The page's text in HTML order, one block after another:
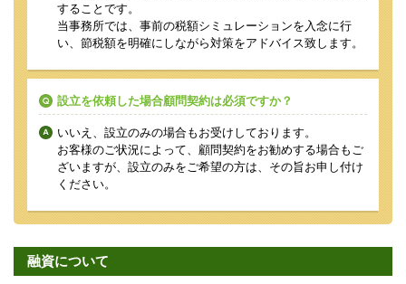
することです。
当事務所では、事前の税額シミュレーションを入念に行
い、節税額を明確にしながら対策をアドバイス致します。
設立を依頼した場合顧問契約は必須ですか？
いいえ、設立のみの場合もお受けしております。
お客様のご状況によって、顧問契約をお勧めする場合もご
ざいますが、設立のみをご希望の方は、その旨お申し付け
ください。
融資について